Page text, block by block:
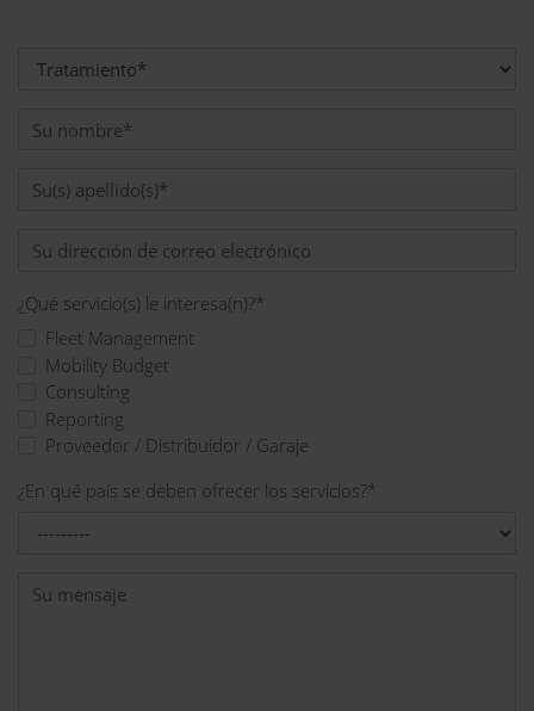
¿Qué servicio(s) le interesa(n)?*
Fleet Management
Mobility Budget
Consulting
Reporting
Proveedor / Distribuidor / Garaje
¿En qué país se deben ofrecer los servicios?*